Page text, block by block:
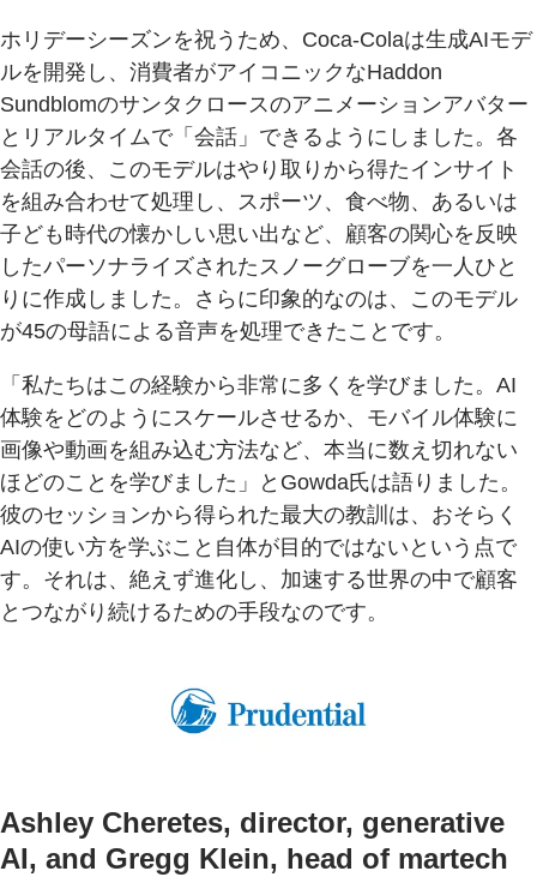
ホリデーシーズンを祝うため、Coca-Colaは生成AIモデ
ルを開発し、消費者がアイコニックなHaddon
Sundblomのサンタクロースのアニメーションアバター
とリアルタイムで「会話」できるようにしました。各
会話の後、このモデルはやり取りから得たインサイト
を組み合わせて処理し、スポーツ、食べ物、あるいは
子ども時代の懐かしい思い出など、顧客の関心を反映
したパーソナライズされたスノーグローブを一人ひと
りに作成しました。さらに印象的なのは、このモデル
が45の母語による音声を処理できたことです。
「私たちはこの経験から非常に多くを学びました。AI
体験をどのようにスケールさせるか、モバイル体験に
画像や動画を組み込む方法など、本当に数え切れない
ほどのことを学びました」とGowda氏は語りました。
彼のセッションから得られた最大の教訓は、おそらく
AIの使い方を学ぶこと自体が目的ではないという点で
す。それは、絶えず進化し、加速する世界の中で顧客
とつながり続けるための手段なのです。
Ashley Cheretes, director, generative
AI, and Gregg Klein, head of martech